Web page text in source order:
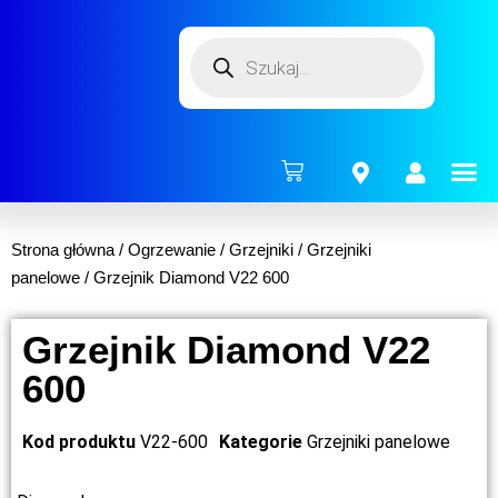
Strona główna / Ogrzewanie / Grzejniki / Grzejniki
panelowe / Grzejnik Diamond V22 600
Grzejnik Diamond V22
600
Kod produktu V22-600 Kategorie Grzejniki panelowe